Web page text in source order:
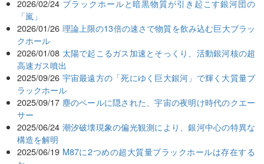
2026/02/24 ブラックホールと暗黒物質が引き起こす銀河団の
「嵐」
2026/01/26 理論上限の13倍の速さで物質を飲み込む巨大ブラッ
クホール
2026/01/08 太陽で起こるガス加速とそっくり、活動銀河核の超
高速ガス噴出
2025/09/26 宇宙最遠方の「死にゆく巨大銀河」で輝く大質量ブ
ラックホール
2025/09/17 塵のベールに隠された、宇宙の夜明け時代のクエー
サー
2025/06/24 潮汐破壊現象の偏光観測により、銀河中心の特異な
構造を解明
2025/06/19 M87に2つめの超大質量ブラックホールは存在する